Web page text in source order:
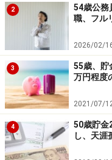
2
54歳公務
職、フル
2026/02/
3
55歳、貯
万円程度
2021/07/
4
50歳貯金
し、天涯